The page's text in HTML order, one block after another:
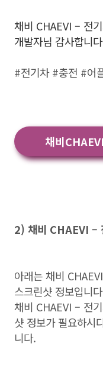
채비 CHAEVI – 전
개발자님 감사합니
#전기차 #충전 #어
채비
2) 채비 CHAEVI –
아래는 채비
스크린샷 정보입니
채비 CHAEVI – 전
샷 정보가 필요하시
니다.